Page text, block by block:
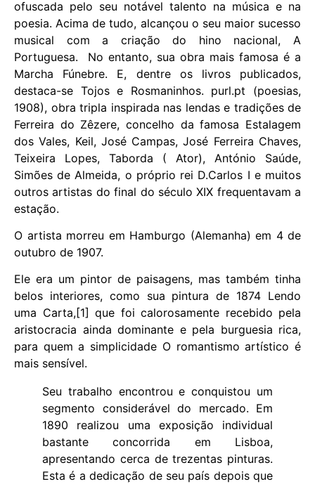
ofuscada pelo seu notável talento na música e na
poesia. Acima de tudo, alcançou o seu maior sucesso
musical com a criação do hino nacional, A
Portuguesa. No entanto, sua obra mais famosa é a
Marcha Fúnebre. E, dentre os livros publicados,
destaca-se Tojos e Rosmaninhos. purl.pt (poesias,
1908), obra tripla inspirada nas lendas e tradições de
Ferreira do Zêzere, concelho da famosa Estalagem
dos Vales, Keil, José Campas, José Ferreira Chaves,
Teixeira Lopes, Taborda ( Ator), António Saúde,
Simões de Almeida, o próprio rei D.Carlos I e muitos
outros artistas do final do século XIX frequentavam a
estação.
O artista morreu em Hamburgo (Alemanha) em 4 de
outubro de 1907.
Ele era um pintor de paisagens, mas também tinha
belos interiores, como sua pintura de 1874 Lendo
uma Carta,[1] que foi calorosamente recebido pela
aristocracia ainda dominante e pela burguesia rica,
para quem a simplicidade O romantismo artístico é
mais sensível.
Seu trabalho encontrou e conquistou um
segmento considerável do mercado. Em
1890 realizou uma exposição individual
bastante concorrida em Lisboa,
apresentando cerca de trezentas pinturas.
Esta é a dedicação de seu país depois que